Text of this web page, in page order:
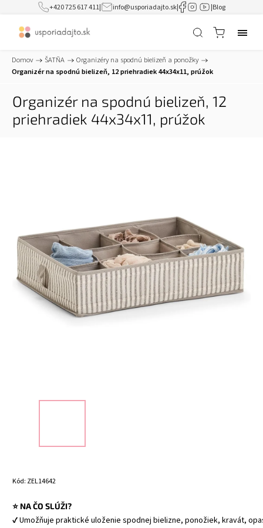
+420 725 617 411| info@usporiadajto.sk| |Blog
Domov / ŠATŇA / Organizéry na spodnú bielizeň a ponožky /
Organizér na spodnú bielizeň, 12 priehradiek 44x34x11, prúžok
Organizér na spodnú bielizeň, 12
priehradiek 44x34x11, prúžok
Kód: ZEL14642
⭐ NA ČO SLÚŽI?
✔ Umožňuje praktické uloženie spodnej bielizne, ponožiek, kravát,